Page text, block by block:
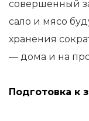
совершенный
сало и мясо
хранения
— дома и на
Подготовка к